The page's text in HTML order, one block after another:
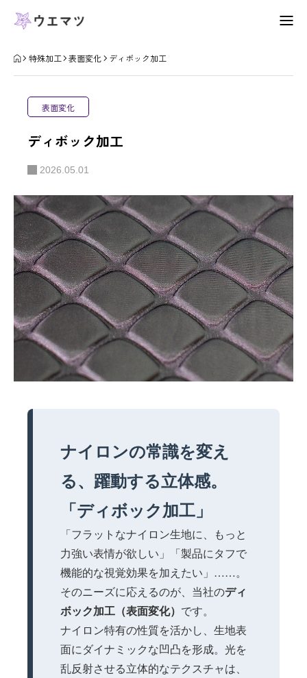
会社概要
プライバシーポリシー
会社概要 特殊加工 お問合せ
表面変化
風合い
特殊加工 表面変化 ディボック加工
表面変化
ディボック加工
2026.05.01
ナイロンの常識を変え
る、躍動する立体感。
「ディボック加工」
「フラットなナイロン生地に、もっと
力強い表情が欲しい」「製品にタフで
機能的な視覚効果を加えたい」……。
そのニーズに応えるのが、当社のディ
ボック加工（表面変化） です。
ナイロン特有の性質を活かし、生地表
面にダイナミックな凹凸を形成。光を
乱反射させる立体的なテクスチャは、